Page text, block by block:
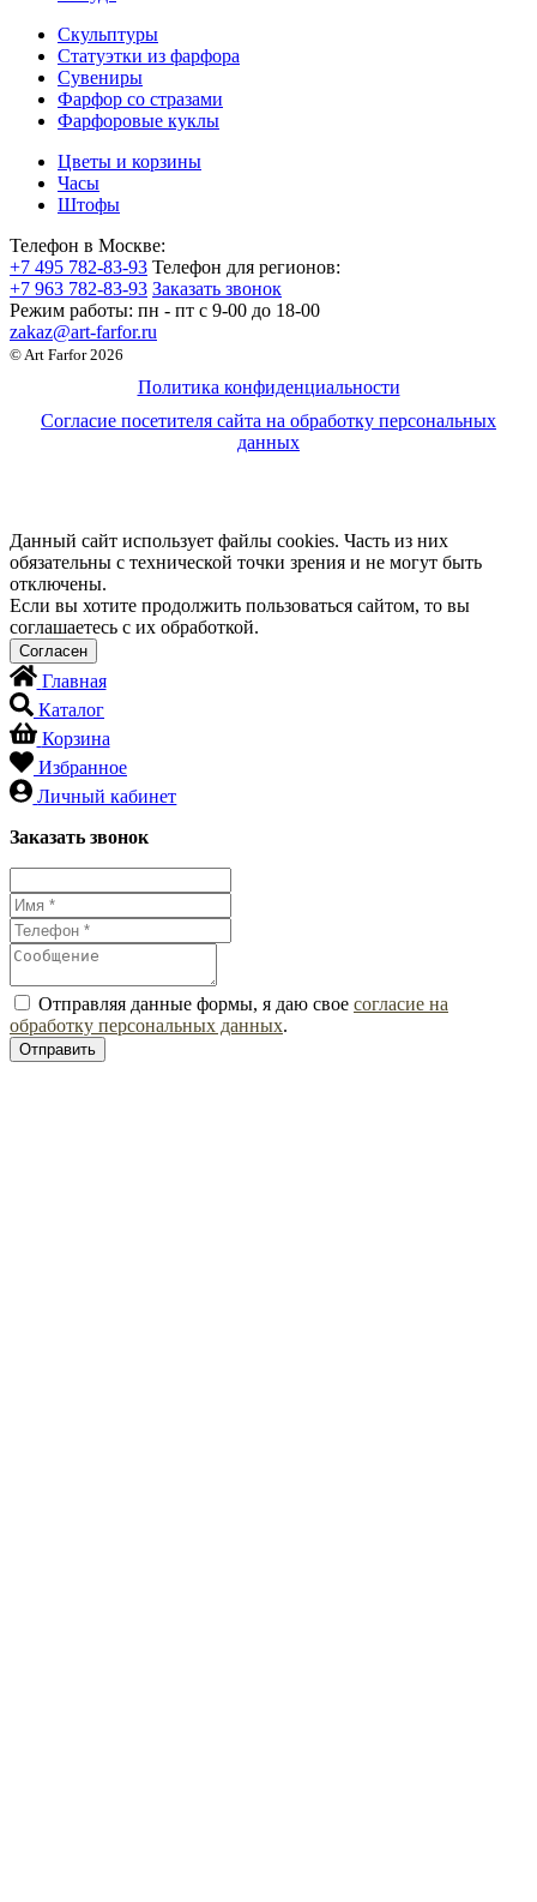
Скульптуры
Статуэтки из фарфора
Сувениры
Фарфор со стразами
Фарфоровые куклы
Цветы и корзины
Часы
Штофы
Телефон в Москве:
+7 495 782-83-93 Телефон для регионов:
+7 963 782-83-93 Заказать звонок
Режим работы: пн - пт c 9-00 до 18-00
zakaz@art-farfor.ru
© Art Farfor 2026
Политика конфиденциальности
Согласие посетителя сайта на обработку персональных
данных
Данный сайт использует файлы cookies. Часть из них
обязательны с технической точки зрения и не могут быть
отключены.
Если вы хотите продолжить пользоваться сайтом, то вы
соглашаетесь с их обработкой.
Главная
Каталог
Корзина
Избранное
Личный кабинет
Заказать звонок
Отправляя данные формы, я даю свое согласие на
обработку персональных данных.
Отправить